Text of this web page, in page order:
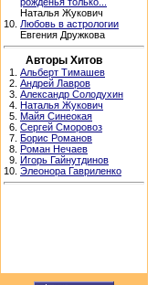
Наталья Жукович
10. Любовь в астрологии
Евгения Дружкова
Авторы Хитов
1. Альберт Тимашев
2. Андрей Лавров
3. Александр Солодухин
4. Наталья Жукович
5. Майя Синеокая
6. Сергей Сморовоз
7. Борис Романов
8. Роман Нечаев
9. Игорь Гайнутдинов
10. Элеонора Гавриленко